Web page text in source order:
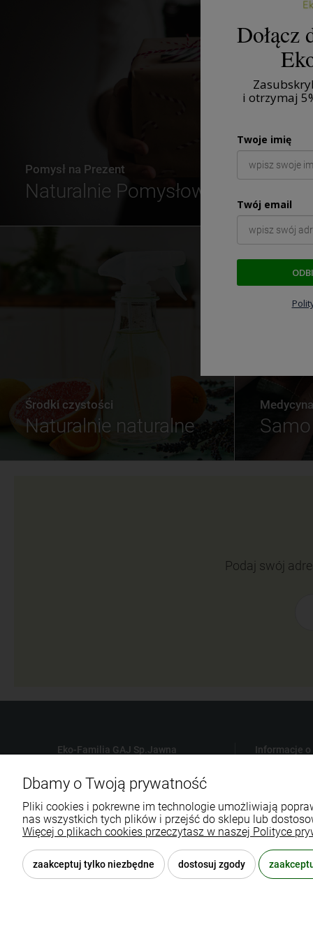
Pomysł na Prezent
Naturalnie Pomysłowe
Środki czystości
Naturalnie naturalne
Podaj swój
Eko-Familia GAJ Sp.Jawna
Gdańska 60
90-616 Łódź
790 727 174
Informacje o
Polityka
Regulamin
Reklamacje
Dbamy o Twoją prywatność
Pliki cookies i pokrewne im technologie umożliwiają
nas wszystkich tych plików i przejść do sklepu lub
Więcej o plikach cookies przeczytasz w naszej Polityce
zaakceptuj tylko niezbędne dostosuj zgody
Dołącz
i otrzymaj
Twoje imię
Twój email